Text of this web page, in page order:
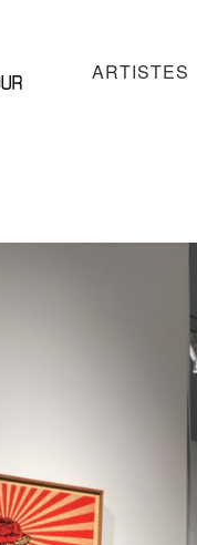
ARTISTES